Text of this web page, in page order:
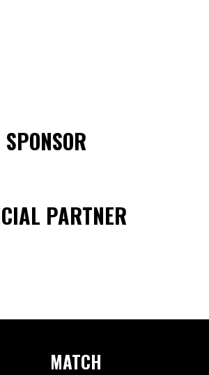
SPONSOR
PARTNER
MATCH